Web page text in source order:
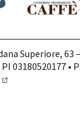
Superiore, 63
03180520177 •